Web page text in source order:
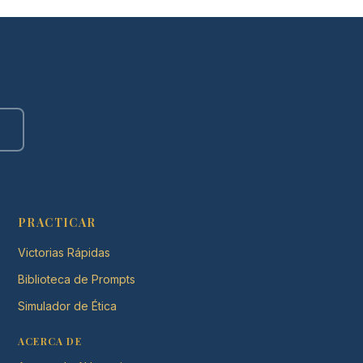
PRACTICAR
Victorias Rápidas
Biblioteca de Prompts
Simulador de Ética
ACERCA DE